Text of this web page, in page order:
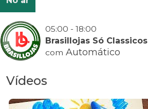
05:00 - 18:00
Brasillojas Só Classicos
com Automático
Vídeos